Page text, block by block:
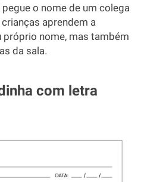
o nome de um colega
aprendem a
próprio nome, mas também
da sala.
com letra